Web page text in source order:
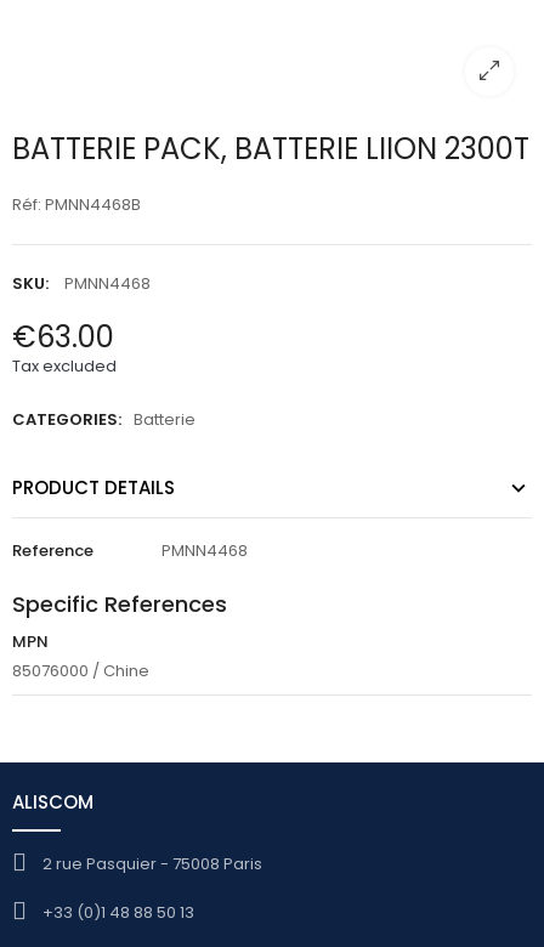
BATTERIE PACK, BATTERIE LIION 2300T
Réf: PMNN4468B
SKU: PMNN4468
€63.00
Tax excluded
CATEGORIES: Batterie
PRODUCT DETAILS
Reference PMNN4468
Specific References
MPN
85076000 / Chine
ALISCOM
2 rue Pasquier - 75008 Paris
+33 (0)1 48 88 50 13